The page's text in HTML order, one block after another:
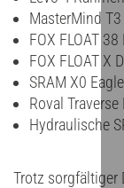
MasterMind
FOX FLOAT
FOX FLOAT X
SRAM X0
Roval
Hydraulische
Trotz sorgfältiger